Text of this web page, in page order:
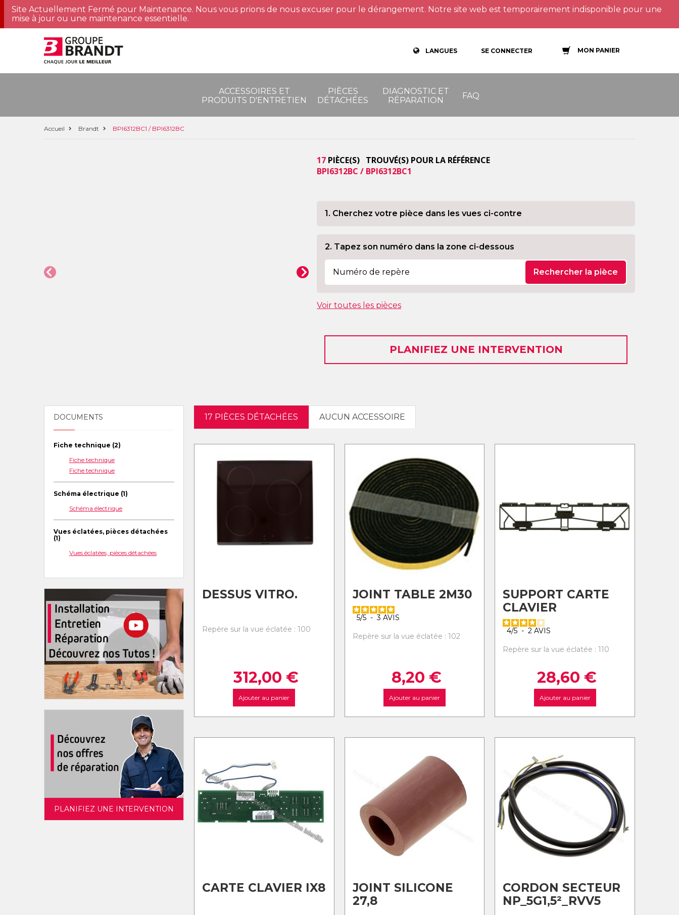
Site Actuellement Fermé pour Maintenance. Nous vous prions de nous excuser pour le dérangement. Notre site web est temporairement indisponible pour une
mise à jour ou une maintenance essentielle.
LANGUES SE CONNECTER MON PANIER
ACCESSOIRES ET
PRODUITS D'ENTRETIEN
PIÈCES
DÉTACHÉES
DIAGNOSTIC ET
RÉPARATION
FAQ
Accueil Brandt BPI6312BC1 / BPI6312BC
17 PIÈCE(S) TROUVÉ(S) POUR LA RÉFÉRENCE
BPI6312BC / BPI6312BC1
1. Cherchez votre pièce dans les vues ci-contre
2. Tapez son numéro dans la zone ci-dessous
Rechercher la pièce
Voir toutes les pièces
PLANIFIEZ UNE INTERVENTION
DOCUMENTS
Fiche technique (2)
Fiche technique
Fiche technique
Schéma électrique (1)
Schéma électrique
Vues éclatées, pièces détachées
(1)
Vues éclatées, pièces détachées
PLANIFIEZ UNE INTERVENTION
17 PIÈCES DÉTACHÉES AUCUN ACCESSOIRE
DESSUS VITRO.
Repère sur la vue éclatée : 100
312,00 €
Ajouter au panier
JOINT TABLE 2M30
5/5 - 3 AVIS
Repère sur la vue éclatée : 102
8,20 €
Ajouter au panier
SUPPORT CARTE
CLAVIER
4/5 - 2AVIS
Repère sur la vue éclatée : 110
28,60 €
Ajouter au panier
CARTE CLAVIER IX8
JOINT SILICONE
27,8
CORDON SECTEUR
NP_5G1,5²_RVV5